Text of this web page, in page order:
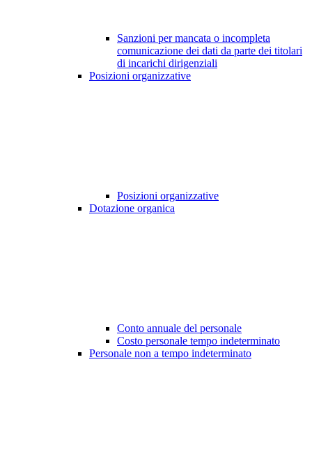
Sanzioni per mancata o incompleta
comunicazione dei dati da parte dei titolari
di incarichi dirigenziali
Posizioni organizzative
Posizioni organizzative
Dotazione organica
Conto annuale del personale
Costo personale tempo indeterminato
Personale non a tempo indeterminato